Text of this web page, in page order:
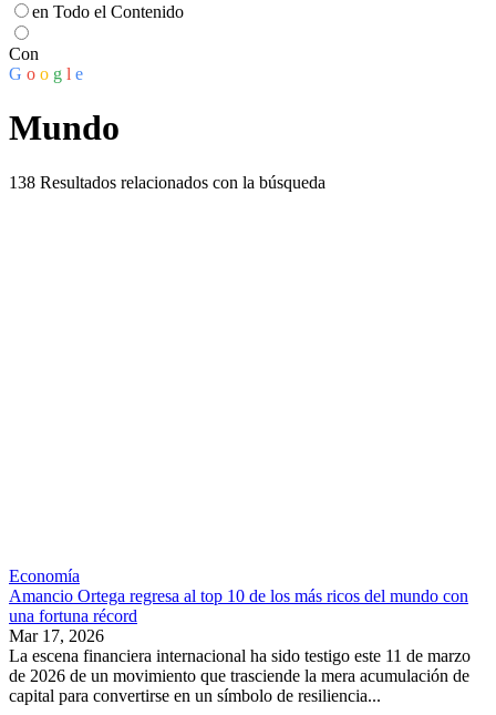
en Todo el Contenido
Con
G o o g l e
Mundo
138 Resultados relacionados con la búsqueda
Economía
Amancio Ortega regresa al top 10 de los más ricos del mundo con
una fortuna récord
Mar 17, 2026
La escena financiera internacional ha sido testigo este 11 de marzo
de 2026 de un movimiento que trasciende la mera acumulación de
capital para convertirse en un símbolo de resiliencia...